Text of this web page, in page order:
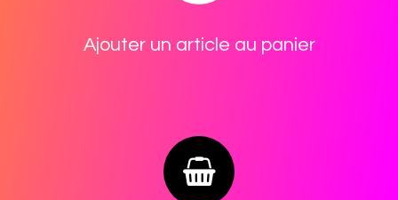
Ajouter un article au ​panier